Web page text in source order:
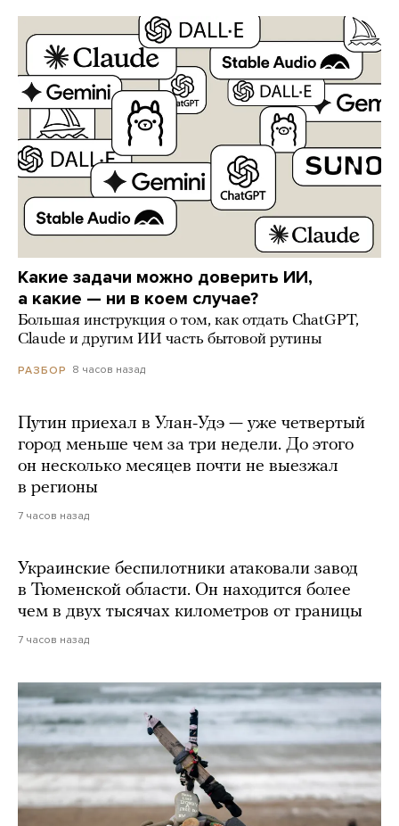
Какие задачи можно доверить ИИ,
а какие — ни в коем случае?
Большая инструкция о том, как отдать ChatGPT,
Claude и другим ИИ часть бытовой рутины
РАЗБОР 8 часов назад
Путин приехал в Улан-Удэ — уже четвертый
город меньше чем за три недели. До этого
он несколько месяцев почти не выезжал
в регионы
7 часов назад
Украинские беспилотники атаковали завод
в Тюменской области. Он находится более
чем в двух тысячах километров от границы
7 часов назад